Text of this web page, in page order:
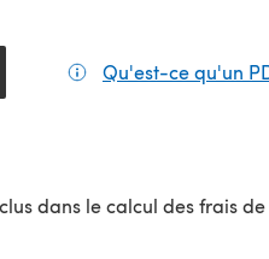
onglet) Qu'est-ce qu'un
dans le calcul des frais
onglet)